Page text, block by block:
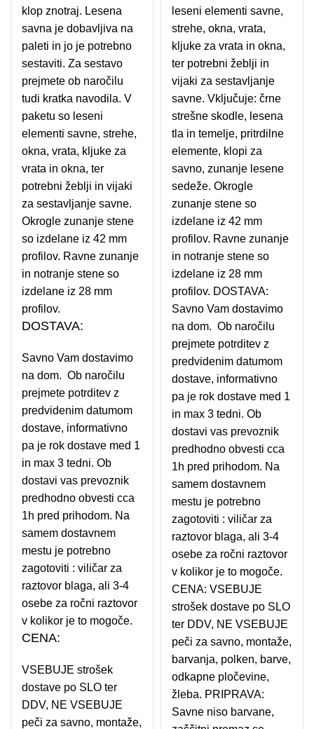
klop znotraj. Lesena
savna je dobavljiva na
paleti in jo je potrebno
sestaviti. Za sestavo
prejmete ob naročilu
tudi kratka navodila. V
paketu so leseni
elementi savne, strehe,
okna, vrata, kljuke za
vrata in okna, ter
potrebni žeblji in vijaki
za sestavljanje savne.
Okrogle zunanje stene
so izdelane iz 42 mm
profilov. Ravne zunanje
in notranje stene so
izdelane iz 28 mm
profilov.
DOSTAVA:
Savno Vam dostavimo
na dom. Ob naročilu
prejmete potrditev z
predvidenim datumom
dostave, informativno
pa je rok dostave med 1
in max 3 tedni. Ob
dostavi vas prevoznik
predhodno obvesti cca
1h pred prihodom. Na
samem dostavnem
mestu je potrebno
zagotoviti : viličar za
raztovor blaga, ali 3-4
osebe za ročni raztovor
v kolikor je to mogoče.
CENA:
VSEBUJE strošek
dostave po SLO ter
DDV, NE VSEBUJE
peči za savno, montaže,
leseni elementi savne,
strehe, okna, vrata,
kljuke za vrata in okna,
ter potrebni žeblji in
vijaki za sestavljanje
savne. Vključuje: črne
strešne skodle, lesena
tla in temelje, pritrdilne
elemente, klopi za
savno, zunanje lesene
sedeže. Okrogle
zunanje stene so
izdelane iz 42 mm
profilov. Ravne zunanje
in notranje stene so
izdelane iz 28 mm
profilov. DOSTAVA:
Savno Vam dostavimo
na dom. Ob naročilu
prejmete potrditev z
predvidenim datumom
dostave, informativno
pa je rok dostave med 1
in max 3 tedni. Ob
dostavi vas prevoznik
predhodno obvesti cca
1h pred prihodom. Na
samem dostavnem
mestu je potrebno
zagotoviti : viličar za
raztovor blaga, ali 3-4
osebe za ročni raztovor
v kolikor je to mogoče.
CENA: VSEBUJE
strošek dostave po SLO
ter DDV, NE VSEBUJE
peči za savno, montaže,
barvanja, polken, barve,
odkapne pločevine,
žleba. PRIPRAVA:
Savne niso barvane,